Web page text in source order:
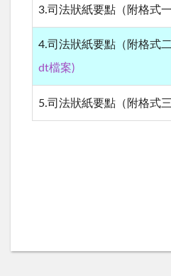
3.司法狀紙要點（附格式一
4.司法狀紙要點（附格式二
dt檔案)
5.司法狀紙要點（附格式三